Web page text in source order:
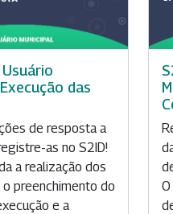
das
de resposta a
as no S2ID!
a realização dos
o preenchimento do
e a